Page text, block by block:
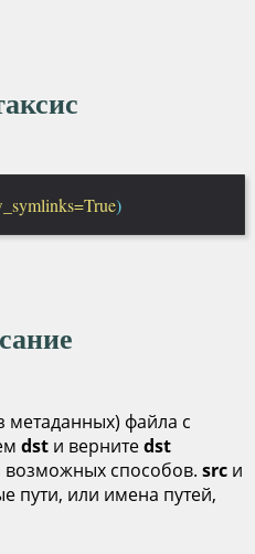
)
метаданных) файла с
dstи вернитеdst
способов. srcи
пути, или имена путей,